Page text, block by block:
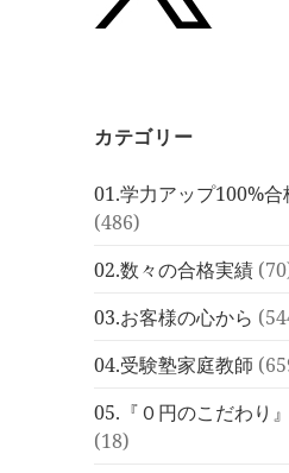
カテゴリー
01.学力アップ100%
(486)
02.数々の合格実績
03.お客様の心から
04.受験塾家庭教師
05.『０円のこだわり
(18)